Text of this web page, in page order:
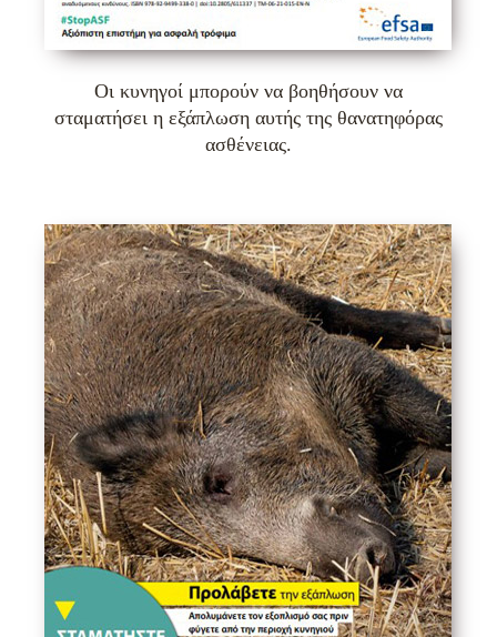
Οι κυνηγοί μπορούν να βοηθήσουν να
σταματήσει η εξάπλωση αυτής της θανατηφόρας
ασθένειας.